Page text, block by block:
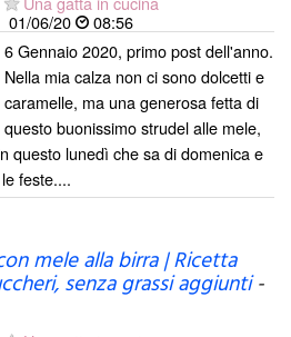
01/06/20
08:56
6 Gennaio 2020, primo post dell'anno.
Nella mia calza non ci sono dolcetti e
caramelle, ma una generosa fetta di
questo buonissimo strudel alle mele,
questo lunedì che sa di domenica e
feste....
mele alla birra | Ricetta
senza grassi aggiunti-